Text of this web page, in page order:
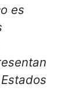
es